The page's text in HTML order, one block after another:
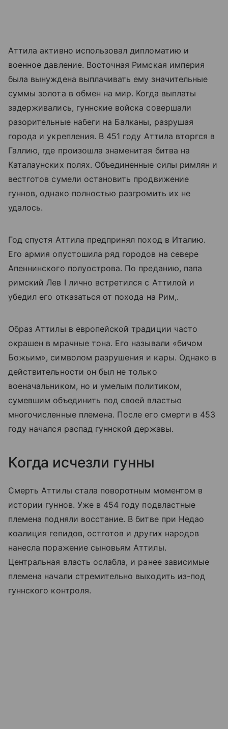
Аттила активно использовал дипломатию и
военное давление. Восточная Римская империя
была вынуждена выплачивать ему значительные
суммы золота в обмен на мир. Когда выплаты
задерживались, гуннские войска совершали
разорительные набеги на Балканы, разрушая
города и укрепления. В 451 году Аттила вторгся в
Галлию, где произошла знаменитая битва на
Каталаунских полях. Объединенные силы римлян и
вестготов сумели остановить продвижение
гуннов, однако полностью разгромить их не
удалось.
Год спустя Аттила предпринял поход в Италию.
Его армия опустошила ряд городов на севере
Апеннинского полуострова. По преданию, папа
римский Лев I лично встретился с Аттилой и
убедил его отказаться от похода на Рим,.
Образ Аттилы в европейской традиции часто
окрашен в мрачные тона. Его называли «бичом
Божьим», символом разрушения и кары. Однако в
действительности он был не только
военачальником, но и умелым политиком,
сумевшим объединить под своей властью
многочисленные племена. После его смерти в 453
году начался распад гуннской державы.
Когда исчезли гунны
Смерть Аттилы стала поворотным моментом в
истории гуннов. Уже в 454 году подвластные
племена подняли восстание. В битве при Недао
коалиция гепидов, остготов и других народов
нанесла поражение сыновьям Аттилы.
Центральная власть ослабла, и ранее зависимые
племена начали стремительно выходить из-под
гуннского контроля.